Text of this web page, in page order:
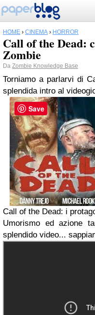
HOME › CINEMA › HORROR
Call of the Dead:
Zombie
Da Zombie Knowledge Base
Torniamo a parlarvi di
splendida intro al
Call of the Dead: i
Umorismo ed azione
splendido video...
Save